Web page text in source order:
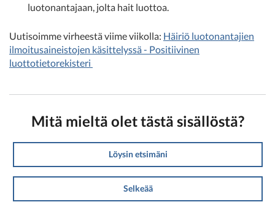
luotonantajaan, jolta hait luottoa.
Uutisoimme virheestä viime viikolla: Häiriö luotonantajien
ilmoitusaineistojen käsittelyssä - Positiivinen
luottotietorekisteri
Mitä mieltä olet tästä sisällöstä?
Löysin etsimäni
Selkeää